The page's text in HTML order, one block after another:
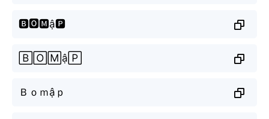
🅱🅾🅼ậ🅿
🄱🄾🄼ậ🄿
Ｂｏｍậｐ